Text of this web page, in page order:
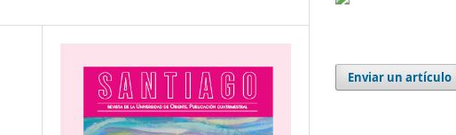
Enviar un artículo